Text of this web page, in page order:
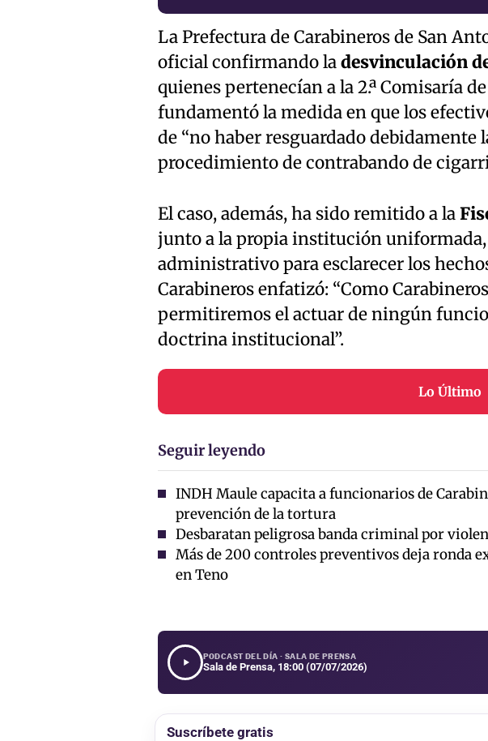
La Prefectura de Carabineros de San
oficial confirmando ladesvinculación
quienes pertenecían a la 2.ª Comisaría
fundamentó la medida en que los
de “no haber resguardado debidamente
procedimiento de contrabando de
El caso, además, ha sido remitido a la
junto a la propia institución
administrativo para esclarecer los
Carabineros enfatizó: “Como
permitiremos el actuar de ningún
doctrina institucional”.
Lo Último
Seguir leyendo
INDH Maule capacita a funcionarios de
prevención de la tortura
Desbaratan peligrosa banda criminal por
Más de 200 controles preventivos deja ronda
en Teno
PODCAST DEL DÍA · SALA DE PRENSA
Sala de Prensa, 18:00 (07/07/2026)
Suscríbete gratis